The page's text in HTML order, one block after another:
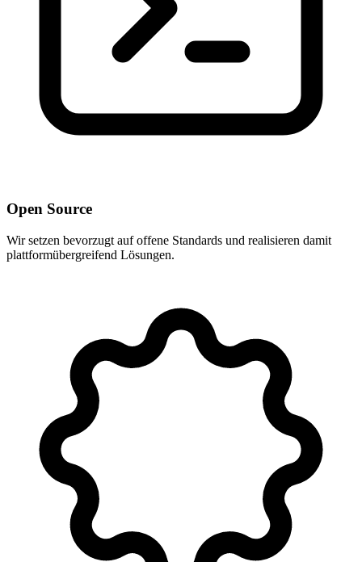
Open Source
Wir setzen bevorzugt auf offene Standards und realisieren damit
plattformübergreifend Lösungen.